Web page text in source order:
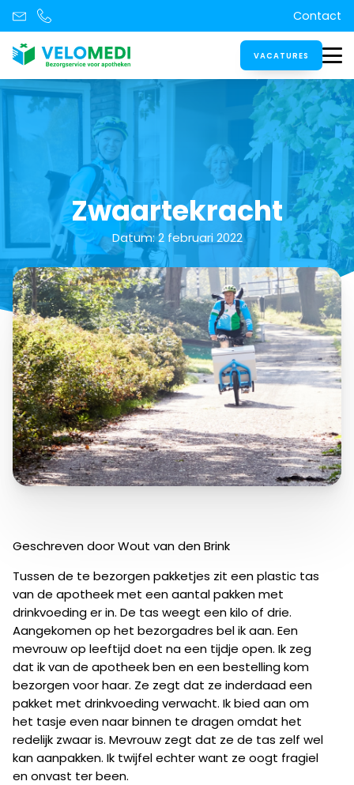
Contact
VACATURES
Zwaartekracht
Datum:2 februari 2022
Geschreven door Wout van den Brink
Tussen de te bezorgen pakketjes zit een plastic tas
van de apotheek met een aantal pakken met
drinkvoeding er in. De tas weegt een kilo of drie.
Aangekomen op het bezorgadres bel ik aan. Een
mevrouw op leeftijd doet na een tijdje open. Ik zeg
dat ik van de apotheek ben en een bestelling kom
bezorgen voor haar. Ze zegt dat ze inderdaad een
pakket met drinkvoeding verwacht. Ik bied aan om
het tasje even naar binnen te dragen omdat het
redelijk zwaar is. Mevrouw zegt dat ze de tas zelf wel
kan aanpakken. Ik twijfel echter want ze oogt fragiel
en onvast ter been.